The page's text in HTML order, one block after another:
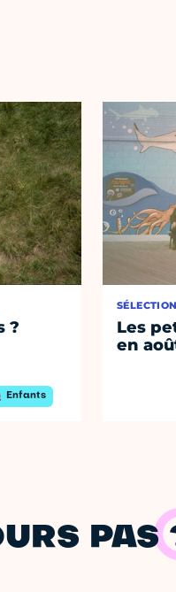
?
Enfants
SÉLECTION
Les
en
PAS